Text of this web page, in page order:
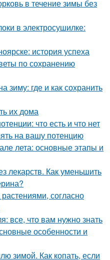
в течение зимы без
в электросушилке:
история успеха
по сохранению
зиму: где и как сохранить
их дома
что есть и что нет
на вашу потенцию
лета: основные этапы и
лекарств. Как уменьшить
согласно
все, что вам нужно знать
особенности и
зимой. Как копать, если